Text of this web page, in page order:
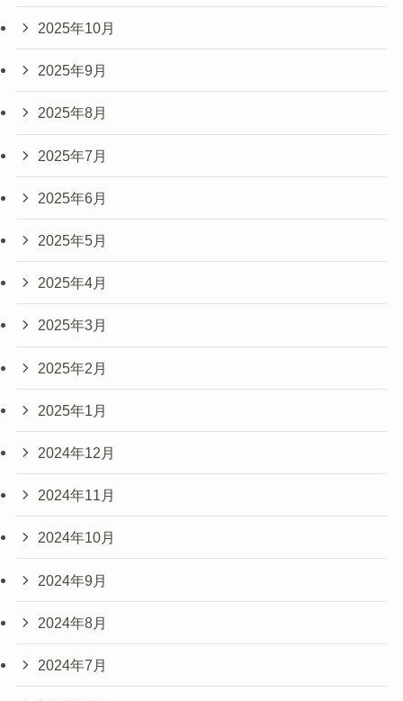
2025年10月
2025年9月
2025年8月
2025年7月
2025年6月
2025年5月
2025年4月
2025年3月
2025年2月
2025年1月
2024年12月
2024年11月
2024年10月
2024年9月
2024年8月
2024年7月